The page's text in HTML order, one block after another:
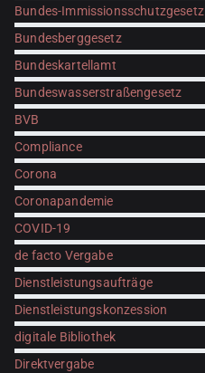
Bundes-Immissionsschutzgesetz
Bundesberggesetz
Bundeskartellamt
Bundeswasserstraßengesetz
BVB
Compliance
Corona
Coronapandemie
COVID-19
de facto Vergabe
Dienstleistungsaufträge
Dienstleistungskonzession
digitale Bibliothek
Direktvergabe